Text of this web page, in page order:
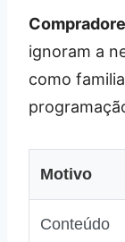
ignoram a
como
Motivo
Conteúdo